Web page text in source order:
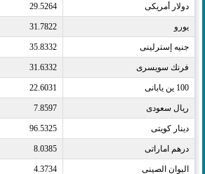
دولار أمريكى​ 29.5264
يورو​ 31.7822
جنيه إسترلينى​ 35.8332
فرنك سويسرى​ 31.6332
100 ين يابانى​ 22.6031
ريال سعودى​ 7.8597
دينار كويتى​ 96.5325
درهم اماراتى​ 8.0385
اليوان الصينى​ 4.3734